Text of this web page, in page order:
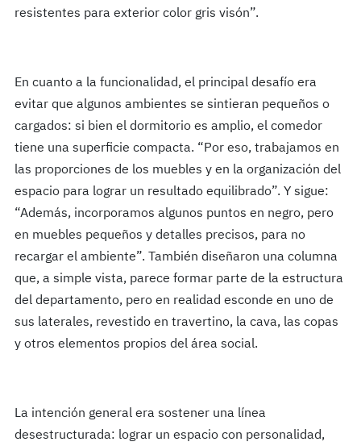
resistentes para exterior color gris visón”.
En cuanto a la funcionalidad, el principal desafío era
evitar que algunos ambientes se sintieran pequeños o
cargados: si bien el dormitorio es amplio, el comedor
tiene una superficie compacta. “Por eso, trabajamos en
las proporciones de los muebles y en la organización del
espacio para lograr un resultado equilibrado”. Y sigue:
“Además, incorporamos algunos puntos en negro, pero
en muebles pequeños y detalles precisos, para no
recargar el ambiente”. También diseñaron una columna
que, a simple vista, parece formar parte de la estructura
del departamento, pero en realidad esconde en uno de
sus laterales, revestido en travertino, la cava, las copas
y otros elementos propios del área social.
La intención general era sostener una línea
desestructurada: lograr un espacio con personalidad,